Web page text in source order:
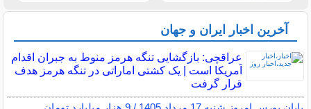
آخرین اخبار ایران و جهان
عراقچی: بازگشایی تنگه هرمز منوط به جبران اقدام
آمریکا است | یک کشتی اماراتی در تنگه هرمز هدف
قرار گرفت